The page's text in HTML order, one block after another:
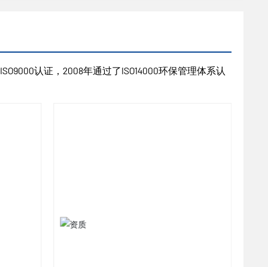
认证，2008年通过了ISO14000环保管理体系认